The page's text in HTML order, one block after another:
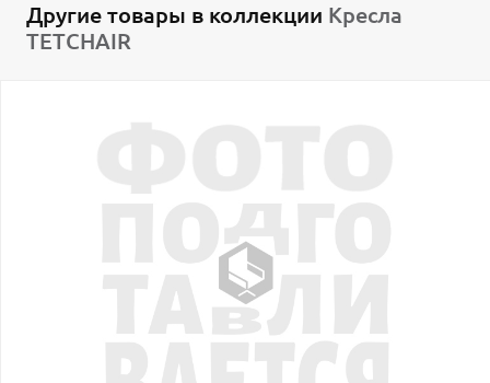
Другие товары в коллекции Кресла
TETCHAIR